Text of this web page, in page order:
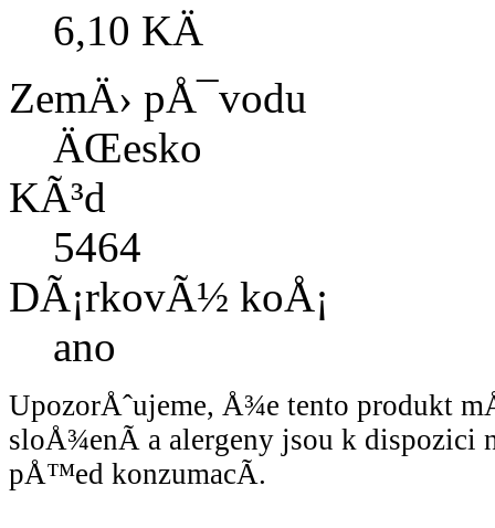
6,10 KÄ
ZemÄ› pÅ¯vodu
ÄŒesko
KÃ³d
5464
DÃ¡rkovÃ½ koÅ¡
ano
UpozorÅˆujeme, Å¾e tento produkt
sloÅ¾enÃ­ a alergeny jsou k dispozici
pÅ™ed konzumacÃ­.